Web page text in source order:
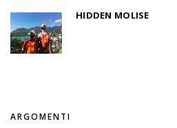
HIDDEN MOLISE
ARGOMENTI